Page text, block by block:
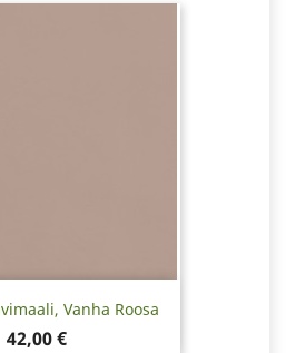
Vanha Roosa
Hinta
42,00 €